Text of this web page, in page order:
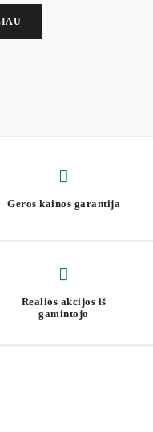
ir nebraižo grindų, išlaikę
testą.
68–76 cm
Geros kainos garantija
Realios akcijos iš
gamintojo